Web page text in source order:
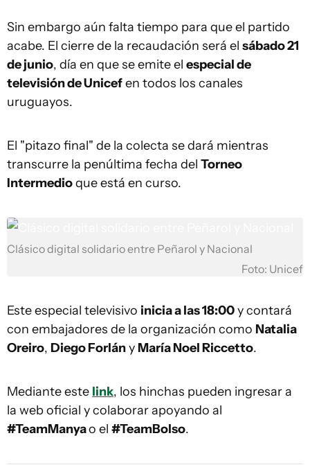
Sin embargo aún falta tiempo para que el partido
acabe. El cierre de la recaudación será el sábado 21
de junio, día en que se emite el especial de
televisión de Unicefen todos los canales
uruguayos.
El "pitazo final" de la colecta se dará mientras
transcurre la penúltima fecha del Torneo
Intermedioque está en curso.
Clásico digital solidario entre Peñarol y Nacional
Foto: Unicef
Este especial televisivo inicia a las 18:00y contará
con embajadores de la organización como Natalia
Oreiro, Diego Forlány María Noel Riccetto.
Mediante este link, los hinchas pueden ingresar a
la web oficial y colaborar apoyando al
#TeamManyao el #TeamBolso.